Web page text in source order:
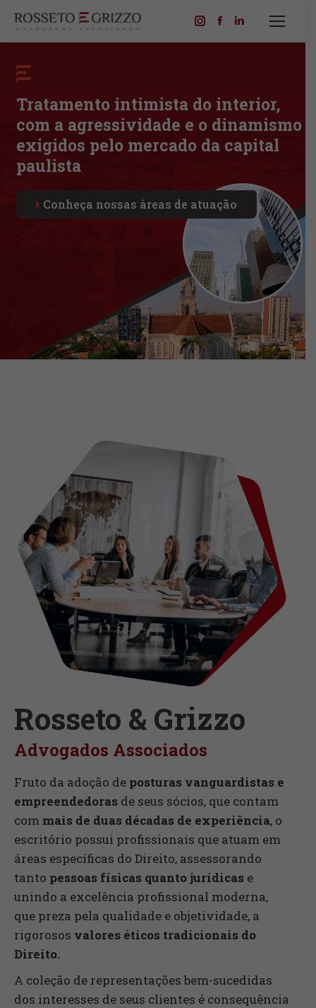
Instagram
new
window
Facebook
new
window
Linkedin
new
window
Tratamento intimista do interior,
com a agressividade e o dinamismo
exigidos pelo mercado da capital
paulista
Conheça nossas áreas de atuação
Rosseto & Grizzo
Advogados Associados
Fruto da adoção de posturas vanguardistas e
empreendedoras de seus sócios, que contam
com mais de duas décadas de experiência, o
escritório possui profissionais que atuam em
áreas específicas do Direito, assessorando
tanto pessoas físicas quanto jurídicas e
unindo a excelência profissional moderna,
que preza pela qualidade e objetividade, a
rigorosos valores éticos tradicionais do
Direito.
A coleção de representações bem-sucedidas
dos interesses de seus clientes é consequência